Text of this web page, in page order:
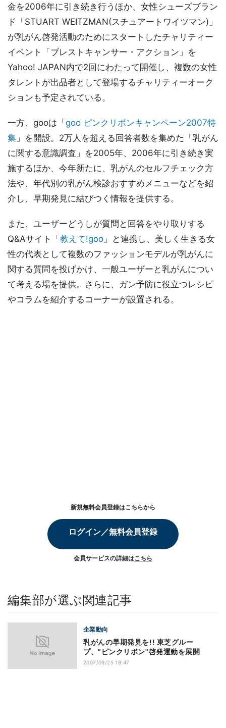
金を2006年に引き続き行うほか、女性シューズブラン
ド「STUART WEITZMAN(スチュアートワイツマン)」
が乳がん啓発活動のためにスタートしたチャリティー
イベント「ブレストキャンサー・アクション」を
Yahoo! JAPAN内で2回にわたって開催し、複数の女性
タレントが出品者として登場するチャリティーオーク
ションも予定されている。
一方、gooは「 goo ピンクリボンキャンペーン2007特
集 」を開設。2万人を超える回答者数を集めた「乳がん
に関する意識調査」を2005年、2006年に引き続き実
施するほか、今年新たに、乳がんのセルフチェック方
法や、年代別の乳がん検診おすすめメニューなどを紹
介し、早期発見に結びつく情報を提供する。
また、ユーザーどうしが質問と回答をやり取りする
Q&Aサイト「 教えて!goo 」と連携し、美しく生きる女
性の代表として複数のファッションモデルが乳がんに
関する質問を投げかけ、一般ユーザーと乳がんについ
て考える場を提供。さらに、ガン予防に役立つレシピ
やコラムを紹介するコーナーが設置される。
新規無料会員登録はこちらから
ログイン／無料会員登録
会員サービスの詳細はこちら
編集部が選ぶ関連記事
企業動向
乳がんの早期発見を!! 東芝グルー
プ、"ピンクリボン"啓発運動を展開
2007/09/25 19:47